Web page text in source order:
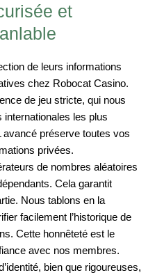
et
de leurs informations
chez Robocat Casino.
de jeu stricte, qui nous
internationales les plus
préserve toutes vos
privées.
de nombres aléatoires
Cela garantit
Nous tablons en la
facilement l’historique de
Cette honnêteté est le
avec nos membres.
bien que rigoureuses,